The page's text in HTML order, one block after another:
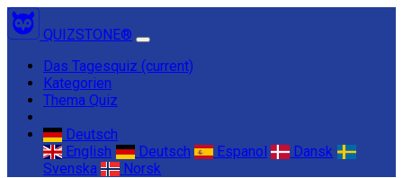
QUIZSTONE®
Das Tagesquiz (current)
Kategorien
Thema Quiz
Deutsch
English
Deutsch Espanol
Dansk
Svenska
Norsk